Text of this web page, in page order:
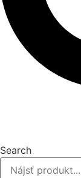
Search